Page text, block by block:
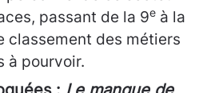
passant de la 9e à la
classement des métiers
à pourvoir.